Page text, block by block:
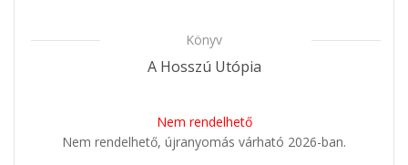
Könyv
A Hosszú Utópia
Nem rendelhető
Nem rendelhető, újranyomás várható 2026-ban.